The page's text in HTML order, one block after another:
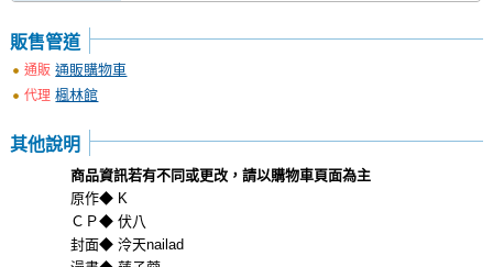
販售管道
通販 通販購物車
代理 楓林館
其他說明
商品資訊若有不同或更改，請以購物車頁面為主
原作◆ K
ＣＰ◆ 伏八
封面◆ 泠天nailad